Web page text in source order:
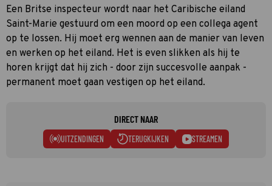
Een Britse inspecteur wordt naar het Caribische eiland
Saint-Marie gestuurd om een moord op een collega agent
op te lossen. Hij moet erg wennen aan de manier van leven
en werken op het eiland. Het is even slikken als hij te
horen krijgt dat hij zich - door zijn succesvolle aanpak -
permanent moet gaan vestigen op het eiland.
DIRECT NAAR
UITZENDINGEN TERUGKIJKEN STREAMEN